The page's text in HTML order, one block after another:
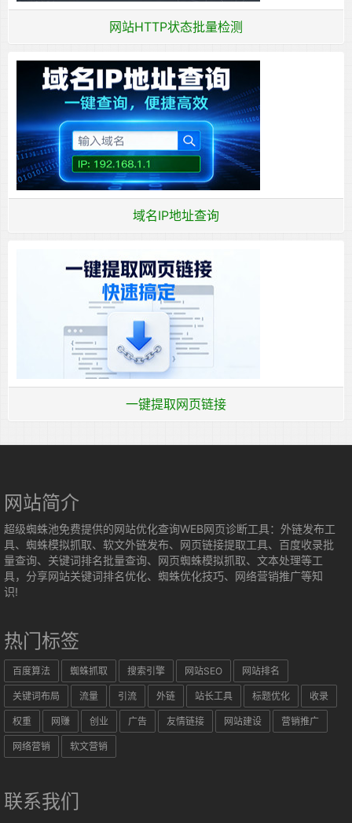
网站HTTP状态批量检测
域名IP地址查询
一键提取网页链接
网站简介
超级蜘蛛池免费提供的网站优化查询WEB网页诊断工具：外链发布工
具、蜘蛛模拟抓取、软文外链发布、网页链接提取工具、百度收录批
量查询、关键词排名批量查询、网页蜘蛛模拟抓取、文本处理等工
具，分享网站关键词排名优化、蜘蛛优化技巧、网络营销推广等知
识!
热门标签
百度算法 蜘蛛抓取 搜索引擎 网站SEO 网站排名
关键词布局 流量 引流 外链 站长工具 标题优化 收录
权重 网赚 创业 广告 友情链接 网站建设 营销推广
网络营销 软文营销
联系我们